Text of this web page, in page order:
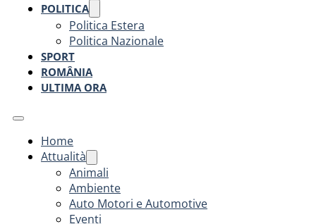
POLITICA
Politica Estera
Politica Nazionale
SPORT
ROMÂNIA
ULTIMA ORA
Home
Attualità
Animali
Ambiente
Auto Motori e Automotive
Eventi